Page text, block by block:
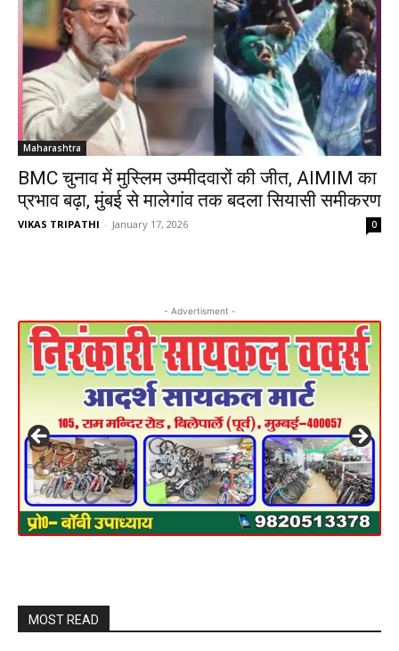
Maharashtra
BMC चुनाव में मुस्लिम उम्मीदवारों की जीत, AIMIM का
प्रभाव बढ़ा, मुंबई से मालेगांव तक बदला सियासी समीकरण
VIKAS TRIPATHI - January 17, 2026 0
- Advertisment -
MOST READ